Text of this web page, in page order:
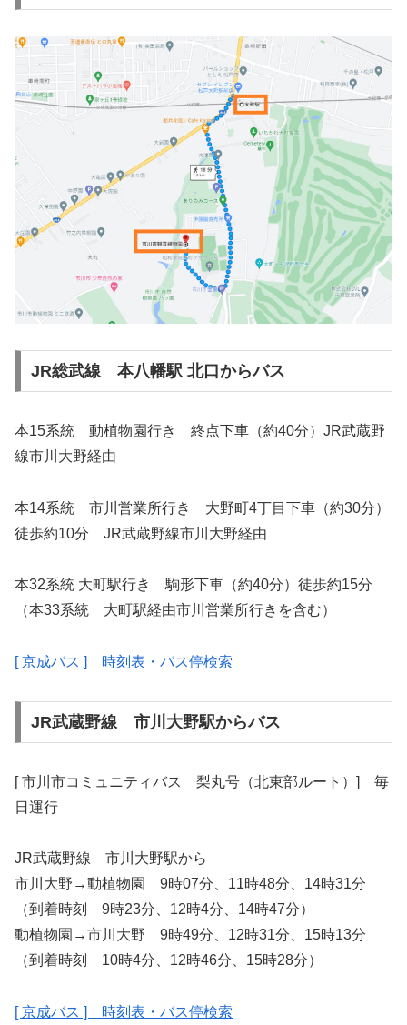
JR総武線 本八幡駅 北口からバス
本15系統 動植物園行き 終点下車（約40分）JR武蔵野
線市川大野経由
本14系統 市川営業所行き 大野町4丁目下車（約30分）
徒歩約10分 JR武蔵野線市川大野経由
本32系統 大町駅行き 駒形下車（約40分）徒歩約15分
（本33系統 大町駅経由市川営業所行きを含む）
[ 京成バス ] 時刻表・バス停検索
JR武蔵野線 市川大野駅からバス
[ 市川市コミュニティバス 梨丸号（北東部ルート）] 毎
日運行
JR武蔵野線 市川大野駅から
市川大野→動植物園 9時07分、11時48分、14時31分
（到着時刻 9時23分、12時4分、14時47分）
動植物園→市川大野 9時49分、12時31分、15時13分
（到着時刻 10時4分、12時46分、15時28分）
[ 京成バス ] 時刻表・バス停検索